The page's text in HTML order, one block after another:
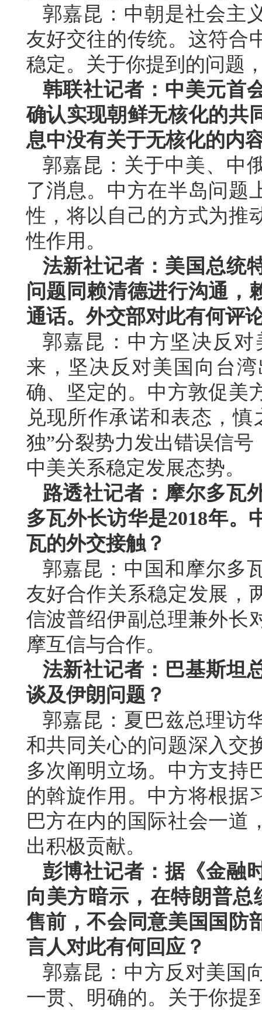
郭嘉昆：中朝是社会主
友好交往的传统。这符合
稳定。关于你提到的问题
韩联社记者：中美元首
确认实现朝鲜无核化的共
息中没有关于无核化的内
郭嘉昆：关于中美、中
了消息。中方在半岛问题
性，将以自己的方式为推
性作用。
法新社记者：美国总统
问题同赖清德进行沟通，
通话。外交部对此有何评
郭嘉昆：中方坚决反
来，坚决反对美国向台
确、坚定的。中方敦促美
兑现所作承诺和表态，
独”分裂势力发出错误信
中美关系稳定发展态势。
路透社记者：摩尔多瓦
多瓦外长访华是2018年。
瓦的外交接触？
郭嘉昆：中国和摩尔多
友好合作关系稳定发展，
信波普绍伊副总理兼外长
摩互信与合作。
法新社记者：巴基斯坦
谈及伊朗问题？
郭嘉昆：夏巴兹总理访
和共同关心的问题深入交
多次阐明立场。中方支持
的斡旋作用。中方将根据
巴方在内的国际社会一道
出积极贡献。
彭博社记者：据《金融
向美方暗示，在特朗普总
售前，不会同意美国国防
言人对此有何回应？
郭嘉昆：中方反对美国
一贯、明确的。关于你提